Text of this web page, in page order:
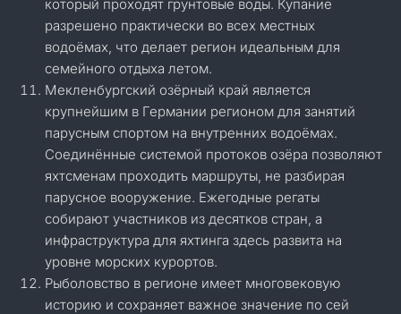
который проходят грунтовые воды. Купание
разрешено практически во всех местных
водоёмах, что делает регион идеальным для
семейного отдыха летом.
Мекленбургский озёрный край является
крупнейшим в Германии регионом для занятий
парусным спортом на внутренних водоёмах.
Соединённые системой протоков озёра позволяют
яхтсменам проходить маршруты, не разбирая
парусное вооружение. Ежегодные регаты
собирают участников из десятков стран, а
инфраструктура для яхтинга здесь развита на
уровне морских курортов.
Рыболовство в регионе имеет многовековую
историю и сохраняет важное значение по сей